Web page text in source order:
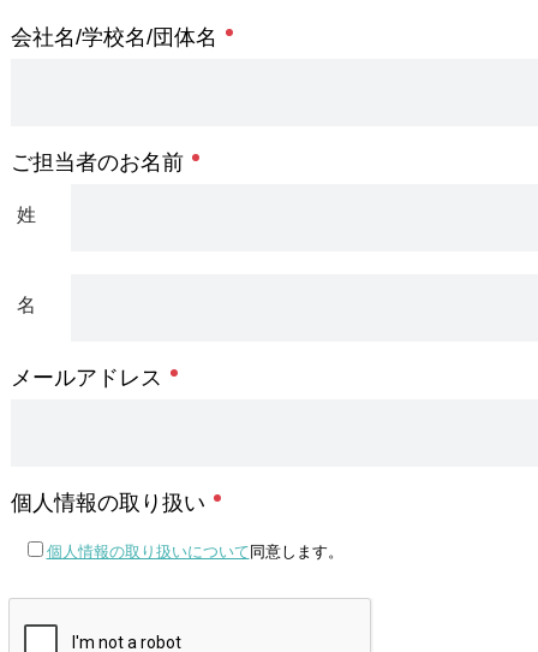
会社名/学校名/団体名
ご担当者のお名前
メールアドレス
個人情報の取り扱い
個人情報の取り扱いについて 同意します。